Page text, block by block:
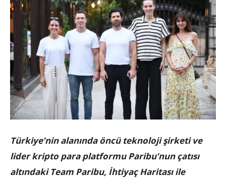
Türkiye’nin alanında öncü teknoloji şirketi ve
lider kripto para platformu Paribu’nun çatısı
altındaki Team Paribu, İhtiyaç Haritası ile